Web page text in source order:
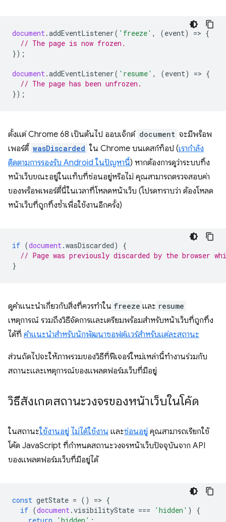
document .addEventListener( 'freeze' , (event) => {
// The page is now frozen.
});
document .addEventListener( 'resume' , (event) => {
// The page has been unfrozen.
});
ตั้งแต่ Chrome 68 เป็นต้นไป ออบเจ็กต์ document จะมีพร็อพ
เพอร์ตี้ wasDiscarded ใน Chrome บนเดสก์ท็อป (เรากำลัง
ติดตามการรองรับ Android ในปัญหานี้) หากต้องการดูว่าระบบทิ้ง
หน้าเว็บขณะอยู่ในแท็บที่ซ่อนอยู่หรือไม่ คุณสามารถตรวจสอบค่า
ของพร็อพเพอร์ตี้นี้ในเวลาที่โหลดหน้าเว็บ (โปรดทราบว่า ต้องโหลด
หน้าเว็บที่ถูกทิ้งซ้ำเพื่อใช้งานอีกครั้ง)
if (document .wasDiscarded)
{
// Page was previously discarded by the browser
}
ดูคำแนะนำเกี่ยวกับสิ่งที่ควรทำใน freeze และ resume
เหตุการณ์ รวมถึงวิธีจัดการและเตรียมพร้อมสำหรับหน้าเว็บที่ถูกทิ้ง
ได้ที่ คำแนะนำสำหรับนักพัฒนาซอฟต์แวร์สำหรับแต่ละสถานะ
ส่วนถัดไปจะให้ภาพรวมของวิธีที่ฟีเจอร์ใหม่เหล่านี้ทำงานร่วมกับ
สถานะและเหตุการณ์ของแพลตฟอร์มเว็บที่มีอยู่
วิธีสังเกตสถานะวงจรของหน้าเว็บในโค้ด
ในสถานะใช้งานอยู่ ไม่ได้ใช้งาน และซ่อนอยู่ คุณสามารถเรียกใช้
โค้ด JavaScript ที่กำหนดสถานะวงจรหน้าเว็บปัจจุบันจาก API
ของแพลตฟอร์มเว็บที่มีอยู่ได้
const getState = () => {
if (document .visibilityState === 'hidden' )
{